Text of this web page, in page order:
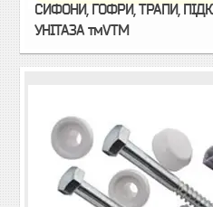
СИФОНИ, ГОФРИ, ТРАПИ,
УНІТАЗА тмVTM